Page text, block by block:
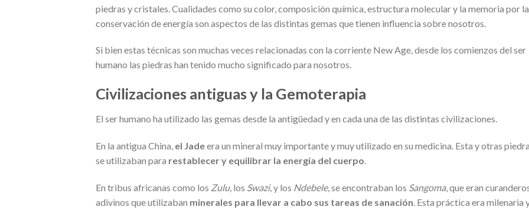
piedras y cristales. Cualidades como su color, composición química, estructura molecular y la memoria por la
conservación de energía son aspectos de las distintas gemas que tienen influencia sobre nosotros.
Si bien estas técnicas son muchas veces relacionadas con la corriente New Age, desde los comienzos del ser
humano las piedras han tenido mucho significado para nosotros.
Civilizaciones antiguas y la Gemoterapia
El ser humano ha utilizado las gemas desde la antigüedad y en cada una de las distintas civilizaciones.
En la antigua China, el Jadeera un mineral muy importante y muy utilizado en su medicina. Esta y otras
se utilizaban para restablecer y equilibrar la energía del cuerpo
En tribus africanas como los Zulu, los Swazi, y los Ndebele, se encontraban los Sangoma, que eran
adivinos que utilizaban minerales para llevar a cabo sus tareas de sanación . Esta práctica era milenaria